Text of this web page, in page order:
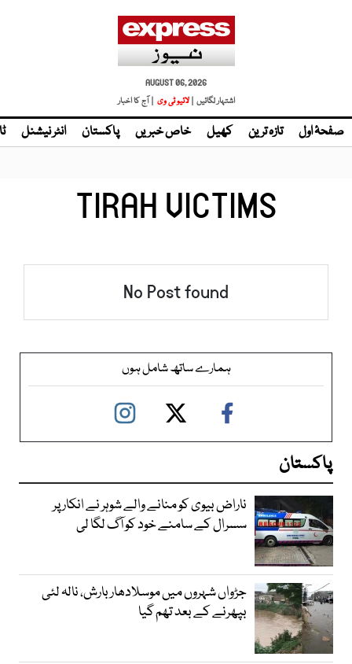
AUGUST 06, 2026
اشتہار لگائیں | لائیو ٹی وی | آج کا اخبار
صفحۂ اول تازہ ترین کھیل خاص خبریں پاکستان انٹر نیشنل
TIRAH VICTIMS
No Post found
ہمارے ساتھ شامل ہوں
پاکستان
ناراض بیوی کو منانے والے شوہر نے انکار پر
سسرال کے سامنے خود کو آگ لگا لی
جڑواں شہروں میں موسلادھار بارش، نالہ لئی
بپھرنے کے بعد تھم گیا